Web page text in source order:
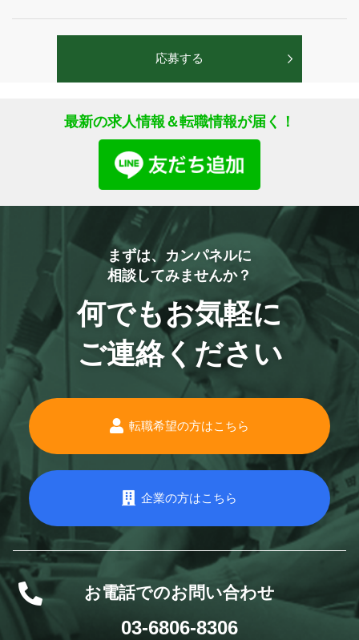
最新の求人情報＆転職情報が届く！
まずは、カンパネルに
相談してみませんか？
何でもお気軽に
ご連絡ください
転職希望の方はこちら
企業の方はこちら
お電話でのお問い合わせ
03-6806-8306